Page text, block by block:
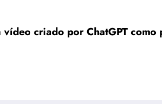
vídeo criado por ChatGPT